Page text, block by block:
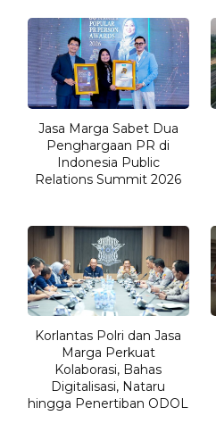
Jasa Marga Sabet Dua
Penghargaan PR di
Indonesia Public
Relations Summit 2026
Korlantas Polri dan Jasa
Marga Perkuat
Kolaborasi, Bahas
Digitalisasi, Nataru
hingga Penertiban ODOL